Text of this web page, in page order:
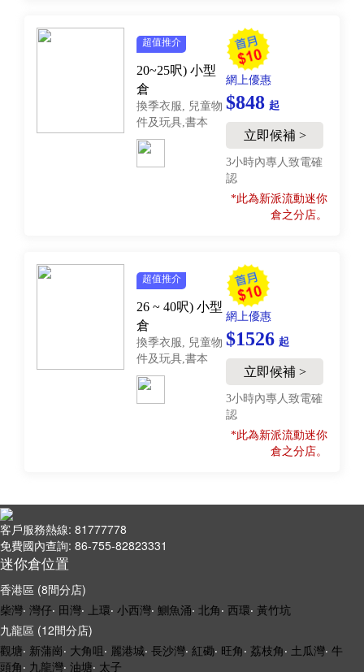
超值推介
20~25呎) 小型
倉
換季衣服, 兒童物
件及玩具,書本
網上優惠
$848 起
立即候補 >
3小時內專人致電確
認
*此為新派流動迷你
倉之分店。
超值推介
26 ~ 40呎) 小型
倉
換季衣服, 兒童物
件及玩具,書本
網上優惠
$1526 起
立即候補 >
3小時內專人致電確
認
*此為新派流動迷你
倉之分店。
客戶服務熱線: 81777778
免費國內查詢: 86-755-82823331
迷你倉位置
香港區 (8間分店)
柴灣‧ 灣仔‧ 田灣‧ 上環‧ 小西灣‧ 鰂魚涌‧ 北角‧ 西環‧ 黃竹坑
九龍區 (12間分店)
觀塘‧ 新蒲崗‧ 大角咀‧ 麗港城‧ 長沙灣‧ 紅磡‧ 旺角‧ 荔枝角‧ 土瓜灣‧ 牛
頭角‧ 九龍灣‧ 油塘‧ 太子